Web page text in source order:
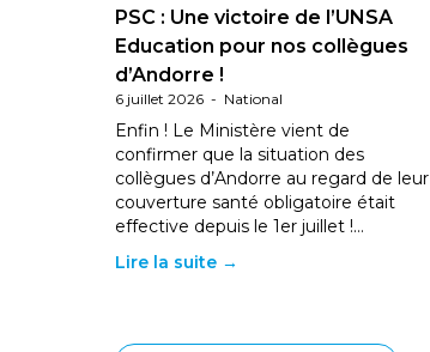
PSC : Une victoire de l’UNSA
Education pour nos collègues
d’Andorre !
6 juillet 2026 - National
Enfin ! Le Ministère vient de
confirmer que la situation des
collègues d’Andorre au regard de leur
couverture santé obligatoire était
effective depuis le 1er juillet !…
Lire la suite →